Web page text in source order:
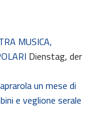
MUSICA,
Dienstag, der
un mese di
e veglione serale